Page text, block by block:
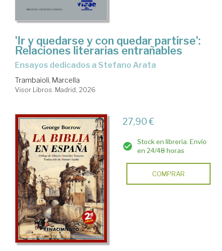
'Ir y quedarse y con quedar partirse':
Relaciones literarias entrañables
Ensayos dedicados a Stefano Arata
Trambaioli, Marcella
Visor Libros. Madrid, 2026
27,90 €
Stock en librería. Envío
en 24/48 horas
COMPRAR